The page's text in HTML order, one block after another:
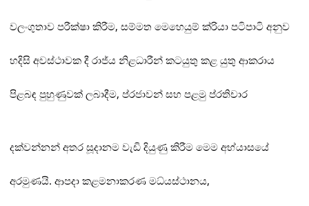
වලංගුතාව පරීක්ෂා කිරීම, සම්මත මෙහෙයුම් ක්රියා පටිපාටි අනුව
හදිසි අවස්ථාවක දී රාජ්ය නිළධාරීන් කටයුතු කළ යුතු ආකරාය
පිළබඳ පුහුණුවක් ලබාදීම, ප්රජාවන් සහ පළමු ප්රතිචාර
දක්වන්නන් අතර සූදානම වැඩි දියුණු කිරීම මෙම අභ්යාසයේ
අරමුණයි. ආපදා කළමනාකරණ මධ්යස්ථානය,